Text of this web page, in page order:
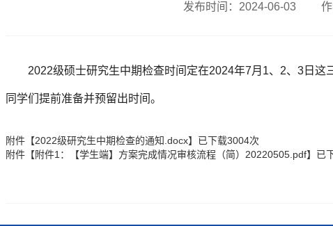
发布时间：2024-06-03 作
2022级硕士研究生中期检查时间定在2024年7月1、2、3日
同学们提前准备并预留出时间。
附件【2022级研究生中期检查的通知.docx】已下载3004次
附件【附件1：【学生端】方案完成情况审核流程（简）20220505.pdf】已